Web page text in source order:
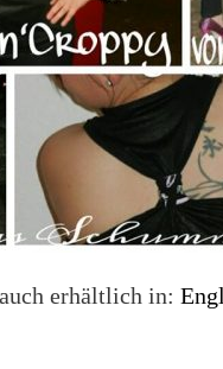
erhältlich in: